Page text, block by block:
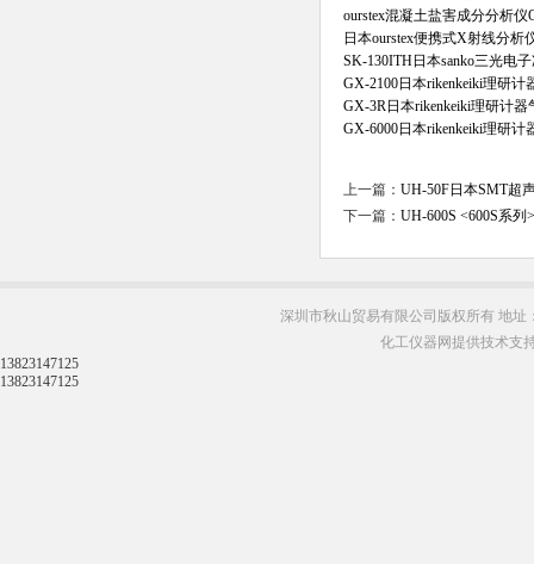
ourstex混凝土盐害成分分析仪
日本ourstex便携式X射线分析
SK-130ITH日本sanko三光电
GX-2100日本rikenkeiki理研计
GX-3R日本rikenkeiki理研计器
GX-6000日本rikenkeiki理研计
上一篇： UH-50F日本SMT超
下一篇： UH-600S <600S系
深圳市秋山贸易有限公司版权所有 地址
化工仪器网提供技术支
13823147125
13823147125